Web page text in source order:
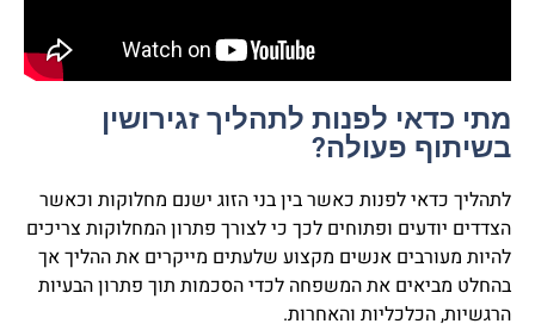
מתי כדאי לפנות לתהליך זגירושין
בשיתוף פעולה?
לתהליך כדאי לפנות כאשר בין בני הזוג ישנם מחלוקות וכאשר
הצדדים יודעים ופתוחים לכך כי לצורך פתרון המחלוקות צריכים
להיות מעורבים אנשים מקצוע שלעתים מייקרים את ההליך אך
בהחלט מביאים את המשפחה לכדי הסכמות תוך פתרון הבעיות
הרגשיות, הכלכליות והאחרות.